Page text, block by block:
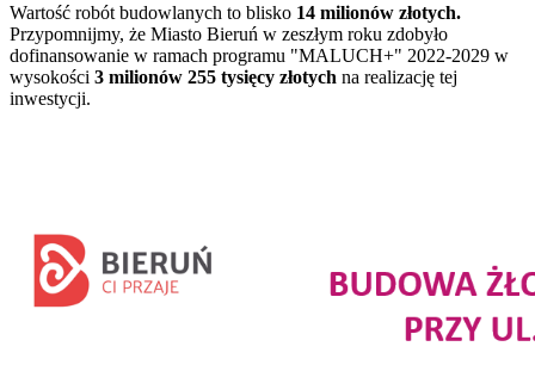
Wartość robót budowlanych to blisko 14 milionów złotych.
Przypomnijmy, że Miasto Bieruń w zeszłym roku zdobyło
dofinansowanie w ramach programu "MALUCH+" 2022-2029 w
wysokości 3 milionów 255 tysięcy złotych na realizację tej
inwestycji.